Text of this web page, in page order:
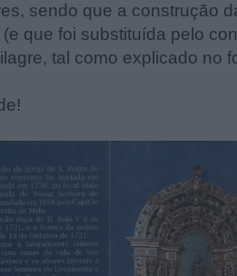
sendo que a construção
que foi substituída pelo
tal como explicado no